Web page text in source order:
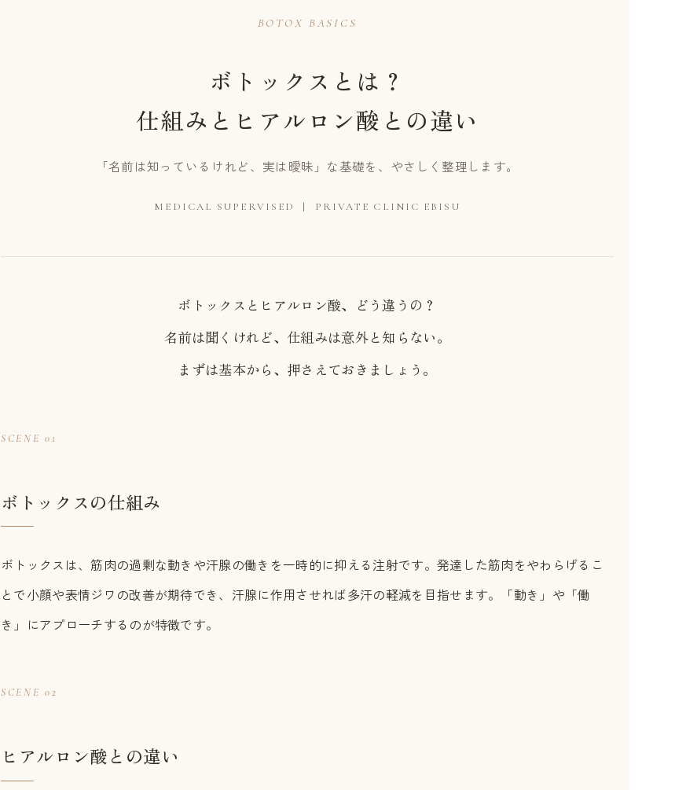
BOTOX BASICS
ボトックスとは？
仕組みとヒアルロン酸との違い
「名前は知っているけれど、実は曖昧」な基礎を、やさしく整理します。
MEDICAL SUPERVISED | PRIVATE CLINIC EBISU
ボトックスとヒアルロン酸、どう違うの？
名前は聞くけれど、仕組みは意外と知らない。
まずは基本から、押さえておきましょう。
SCENE 01
ボトックスの仕組み
ボトックスは、筋肉の過剰な動きや汗腺の働きを一時的に抑える注射です。発達した筋肉をやわらげるこ
とで小顔や表情ジワの改善が期待でき、汗腺に作用させれば多汗の軽減を目指せます。「動き」や「働
き」にアプローチするのが特徴です。
SCENE 02
ヒアルロン酸との違い